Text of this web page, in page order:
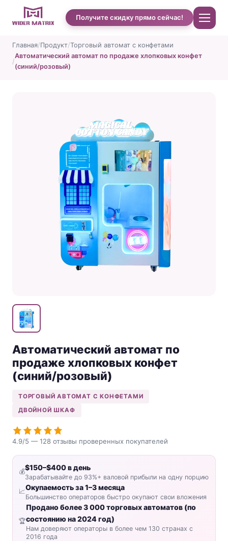
Главная
Case studies of Cotton Candy
Автомат по продаже чехлов для телефонов
Машина для приготовления протеиновых
коктейлей
Russian
English
Получите скидку прямо сейчас!
Главная Продукт Торговый автомат с конфетами
Автоматический автомат по продаже хлопковых конфет
(синий/розовый)
Автоматический автомат по
продаже хлопковых конфет
(синий/розовый)
ТОРГОВЫЙ АВТОМАТ С КОНФЕТАМИ
ДВОЙНОЙ ШКАФ
4.9/5 — 128 отзывы проверенных покупателей
💰$150–$400 в день
Зарабатывайте до 93%+ валовой прибыли на одну порцию
📈Окупаемость за 1–3 месяца
Большинство операторов быстро окупают свои вложения
🏆
Продано более 3 000 торговых автоматов (по
состоянию на 2024 год)
Нам доверяют операторы в более чем 130 странах с
2016 года